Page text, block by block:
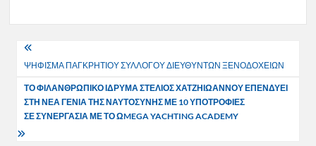
Πλοήγηση
άρθρων
ΨΗΦΙΣΜΑ ΠΑΓΚΡΗΤΙΟΥ ΣΥΛΛΟΓΟΥ ΔΙΕΥΘΥΝΤΩΝ ΞΕΝΟΔΟΧΕΙΩΝ
ΤΟ ΦΙΛΑΝΘΡΩΠΙΚΟ ΙΔΡΥΜΑ ΣΤΕΛΙΟΣ ΧΑΤΖΗΙΩΑΝΝΟΥ ΕΠΕΝΔΥΕΙ
ΣΤΗ ΝΕΑ ΓΕΝΙΑ ΤΗΣ ΝΑΥΤΟΣΥΝΗΣ ΜΕ 10 ΥΠΟΤΡΟΦΙΕΣ
ΣΕ ΣΥΝΕΡΓΑΣΙΑ ΜΕ ΤΟ ΩMEGAYACHTING ACADEMY